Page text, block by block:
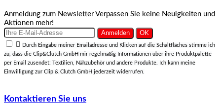
Anmeldung zum Newsletter Verpassen Sie keine Neuigkeiten und
Aktionen mehr!

Durch Eingabe meiner Emailadresse und Klicken auf die Schaltfläches stimme ich
zu, dass die Clip&Clutch GmbH mir regelmäßig Informationen über ihre Produktpalette
per Email zusendet: Textilien, Nähzubehör und andere Produkte. Ich kann meine
Einwilligung zur Clip & Clutch GmbH jederzeit widerrufen.
Kontaktieren Sie uns